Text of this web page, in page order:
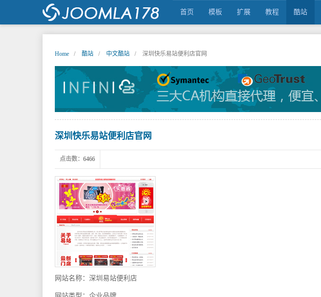
JOOMLA中文之家,JOOMLA,JOOMLA模
板,JOOMLA教程,JOOMLA扩展
首页 模板 扩展 教程 酷站
Home 酷站 中文酷站 深圳快乐易站便利店官网
深圳快乐易站便利店官网
点击数： 6466
网站名称：深圳易站便利店